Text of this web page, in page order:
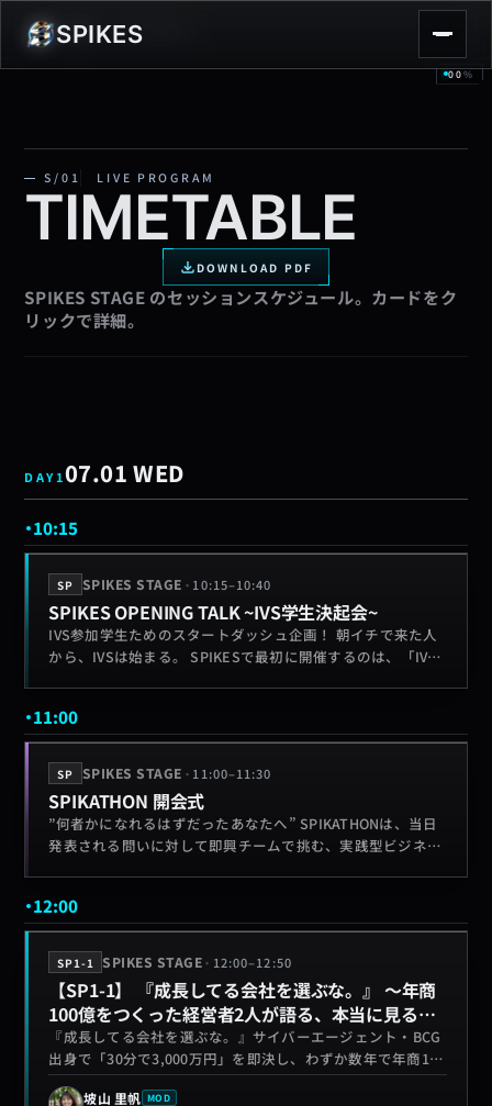
SPIKES
S/01 —TIMETABLE
S/01 LIVE PROGRAM
TIMETABLE
DOWNLOAD PDF
SPIKES STAGE のセッションスケジュール。カードをク
リックで詳細。
DAY107.01 WED
10:15
SP SPIKES STAGE · 10:15–10:40
SPIKES OPENING TALK ~IVS学生決起会~
IVS参加学生ためのスタートダッシュ企画！ 朝イチで来た人
から、IVSは始まる。 SPIKESで最初に開催するのは、「IVS
も、知り合いが少なくても大丈夫。 ここで仲間をつくれば、
3日間の濃さが一気に変わる。 ただ参加するだけで終わらせ
ない。 IVSを本気で楽しみ尽くす3日間を、ここから始めよ
う。
11:00
SP SPIKES STAGE · 11:00–11:30
SPIKATHON 開会式
”何者かになれるはずだったあなたへ” SPIKATHONは、当日
発表される問いに対して即興チームで挑む、実践型ビジネス
グ・検証・アイデア設計・デモ作成・最終ピッチまでを一気
に実践する。 評価されるのは、学歴や過去の実績ではなく、
どれだけ行動し、何を形にしたか。 まだ諦めきれていない自
分の可能性を社会に証明し、自分の未来を拓く、3日間の挑
戦がここから始まる。
12:00
SP1-1 SPIKES STAGE· 12:00–12:50
【SP1-1】 『成長してる会社を選ぶな。』 ～年商
100億をつくった経営者2人が語る、本当に見るべ
き基準とは。～
『成長してる会社を選ぶな。』サイバーエージェント・BCG
出身で「30分で3,000万円」を即決し、わずか数年で年商100
億円企業を創った株式会社Copia CEO石川正和氏。ビットキ
坡山 里帆 MOD
00%